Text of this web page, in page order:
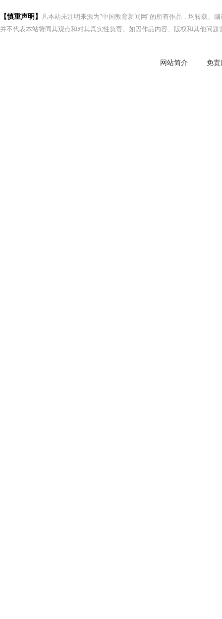
【慎重声明】
凡本站未注明来源为"中国教育新闻网"的所有作品，均转载、
并不代表本站赞同其观点和对其真实性负责。如因作品内容、版权和其他问
网站简介 免责